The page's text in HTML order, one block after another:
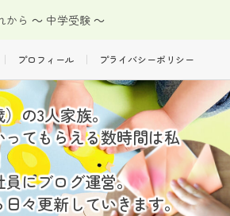
から ～ 中学受験 ～
プロフィール プライバシーポリシー
の3人家族。
てもらえる数時間は私
にブログ運営。
々更新していきます。